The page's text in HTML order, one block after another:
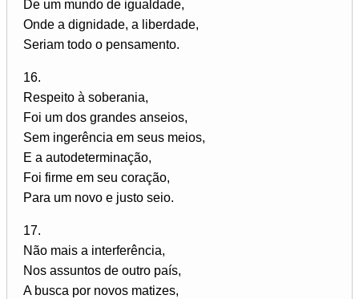
De um mundo de igualdade,
Onde a dignidade, a liberdade,
Seriam todo o pensamento.
16.
Respeito à soberania,
Foi um dos grandes anseios,
Sem ingerência em seus meios,
E a autodeterminação,
Foi firme em seu coração,
Para um novo e justo seio.
17.
Não mais a interferência,
Nos assuntos de outro país,
A busca por novos matizes,